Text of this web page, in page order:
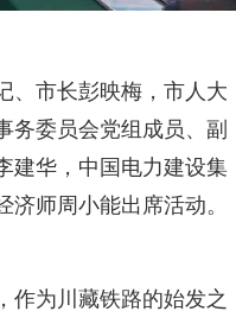
、市长彭映梅，市人大
务委员会党组成员、副
建华，中国电力建设集
师周小能出席活动。
作为川藏铁路的始发之